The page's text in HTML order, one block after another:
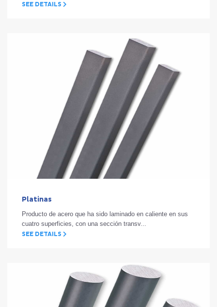
SEE DETAILS
Platinas
Producto de acero que ha sido laminado en caliente en sus
cuatro superficies, con una sección transv...
SEE DETAILS